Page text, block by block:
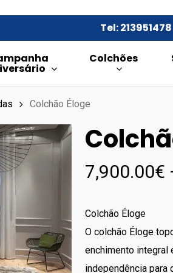
Tel: 213951478
Colchões
Colchão Éloge
7,900.00€
Colchão Éloge
O colchão Éloge
enchimento integral
independência para